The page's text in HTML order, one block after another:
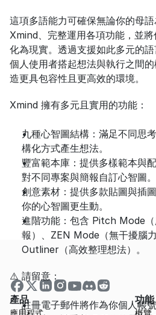
這項多語能力可確保無論你的母
Xmind、完整運用各項功能，並
化為現實。透過支援如此多元的
個人使用者搭起想法與執行之間
造更具包容性且更高效的環境。
Xmind 擁有多元且實用的功能：
九種心智圖結構：滿足不同思
構化方式產生想法。
豐富範本庫：提供多樣範本與
對不同專案與簡報自訂心智圖。
創意素材：提供多款貼圖與插
你的心智圖更生動。
進階功能：包含 Pitch Mode
報）、ZEN Mode（無干擾腦
Outliner（高效整理想法）。
⚠️ 請留意：
註冊電子郵件將作為你個人帳
產品 功能